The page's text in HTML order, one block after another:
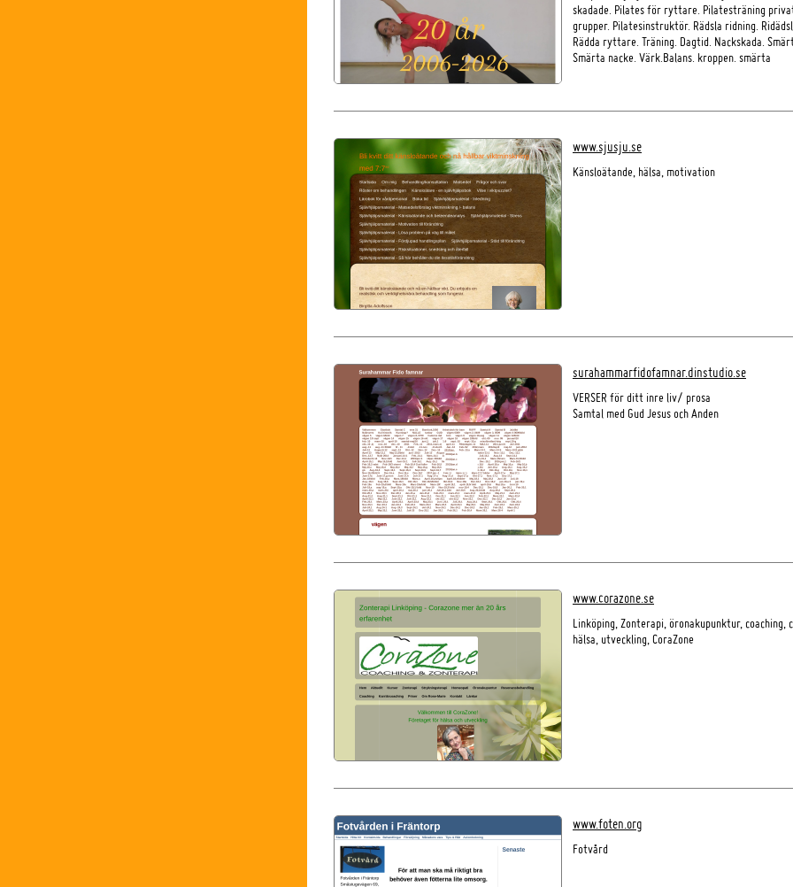
skadade. Pilates för ryttare. Pilatesträning
grupper. Pilatesinstruktör. Rädsla ridning.
Rädda ryttare. Träning. Dagtid. Nackskada.
Smärta nacke. Värk.Balans. kroppen. smärta
www.sjusju.se
Känsloätande, hälsa, motivation
surahammarfidofamnar.dinstudio.se
VERSER för ditt inre liv/ prosa
Samtal med Gud Jesus och Anden
www.corazone.se
Linköping, Zonterapi, öronakupunktur, coaching,
hälsa, utveckling, CoraZone
www.foten.org
Fotvård